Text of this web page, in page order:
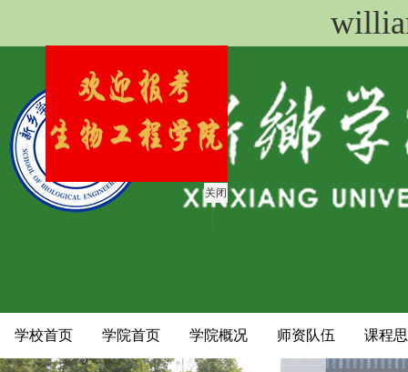
学校首页 学院首页 学院概况 师资队伍 课程
关闭